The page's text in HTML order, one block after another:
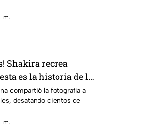
m.
Shakira recrea
es la historia de la
compartió la fotografía a
desatando cientos de
m.